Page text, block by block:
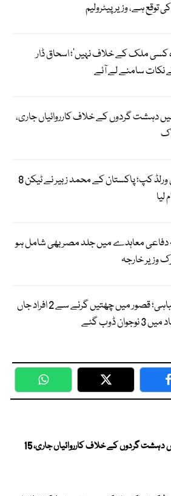
توقع ہے، وزیر پیٹرولیم
کسی ملک کے خلاف نہیں’؛ اسحاق ڈار
سامنے لے آئے
دہشت گردوں کے خلاف کارروائیاں جاری،
ای اسپورٹس ورلڈ کپ؛ پاکستان کے محمد زبیر نے ٹیکن 8
لیا
معاہدے میں جلد مصر بھی شامل ہو
وزیر خارجہ
بارشوں کی تباہی؛ قصور میں چھتیں گرنے سے 2 افراد جاں
ڈوب گئے
WhatsApp Twitter
بلوچستان میں دہشت گردوں کے خلاف کارروائیاں جاری، 15